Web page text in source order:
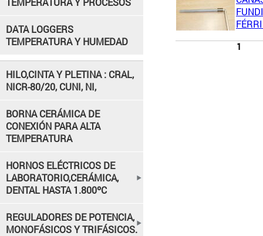
1
DATA LOGGERS
TEMPERATURA Y HUMEDAD
HILO,CINTA Y PLETINA : CRAL,
NICR-80/20, CUNI, NI,
BORNA CERÁMICA DE
CONEXIÓN PARA ALTA
TEMPERATURA
HORNOS ELÉCTRICOS DE
LABORATORIO,CERÁMICA,
DENTAL HASTA 1.800ºC
REGULADORES DE POTENCIA,
MONOFÁSICOS Y TRIFÁSICOS.